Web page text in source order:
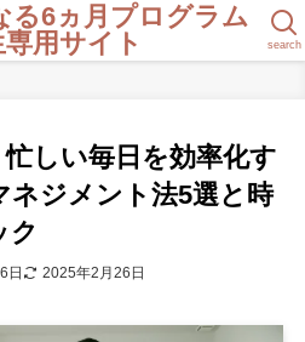
る6ヵ月プログラム
用サイト
search
しい毎日を効率化す
ネジメント法5選と時
ク
日 2025年2月26日